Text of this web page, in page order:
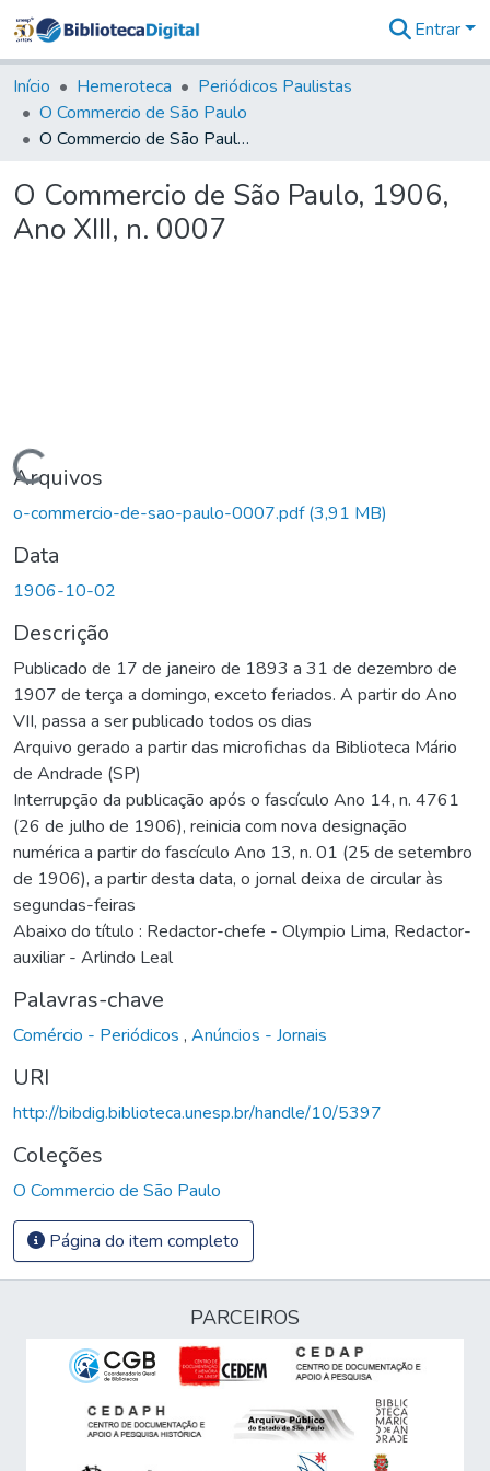
&
Coleções
Tudo na
Biblioteca
Estatísticas
Entrar
Início Hemeroteca
Periódicos Paulistas
O Commercio de São Paulo
O Commercio de São Paulo, 1906, Ano XIII, n. 0007
O Commercio de São Paulo, 1906,
Ano XIII, n. 0007
Carregando...
Arquivos
o-commercio-de-sao-paulo-0007.pdf(3,91 MB)
Data
1906-10-02
Descrição
Publicado de 17 de janeiro de 1893 a 31 de dezembro de
1907 de terça a domingo, exceto feriados. A partir do Ano
VII, passa a ser publicado todos os dias
Arquivo gerado a partir das microfichas da Biblioteca Mário
de Andrade (SP)
Interrupção da publicação após o fascículo Ano 14, n. 4761
(26 de julho de 1906), reinicia com nova designação
numérica a partir do fascículo Ano 13, n. 01 (25 de setembro
de 1906), a partir desta data, o jornal deixa de circular às
segundas-feiras
Abaixo do título : Redactor-chefe - Olympio Lima, Redactor-
auxiliar - Arlindo Leal
Palavras-chave
Comércio - Periódicos , Anúncios - Jornais
URI
http://bibdig.biblioteca.unesp.br/handle/10/5397
Coleções
O Commercio de São Paulo
Página do item completo
PARCEIROS